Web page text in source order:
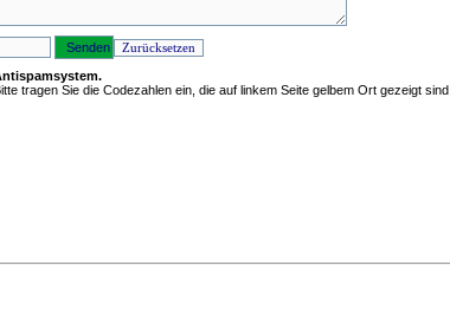
tragen Sie die Codezahlen ein, die auf linkem Seite gelbem Ort gezeigt sind